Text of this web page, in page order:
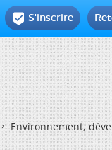
 S'inscrire
Environnement,